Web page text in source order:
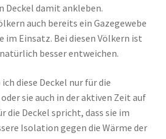
Deckel damit ankleben.
auch bereits ein Gazegewebe
Einsatz. Bei diesen Völkern ist
besser entweichen.
diese Deckel nur für die
sie auch in der aktiven Zeit auf
die Deckel spricht, dass sie im
Isolation gegen die Wärme der